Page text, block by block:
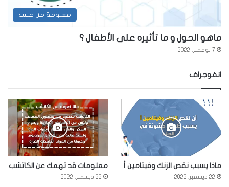
معلومة من طبيب
ماهو الحول و ما تأثيره على الأطفال ؟
7 نوفمبر، 2022
انفوجراف
ماذا يسبب نقص الزنك وفيتامين أ
22 ديسمبر، 2022
معلومات قد تهمك عن الكاتشب
22 ديسمبر، 2022